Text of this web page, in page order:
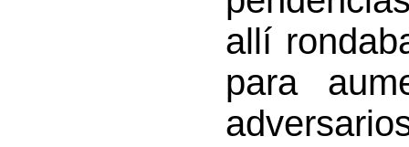
allí
para